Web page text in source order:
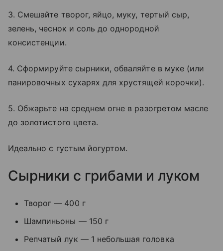
3. Смешайте творог, яйцо, муку, тертый сыр,
зелень, чеснок и соль до однородной
консистенции.
4. Сформируйте сырники, обваляйте в муке (или
панировочных сухарях для хрустящей корочки).
5. Обжарьте на среднем огне в разогретом масле
до золотистого цвета.
Идеально с густым йогуртом.
Сырники с грибами и луком
Творог — 400 г
Шампиньоны — 150 г
Репчатый лук — 1 небольшая головка